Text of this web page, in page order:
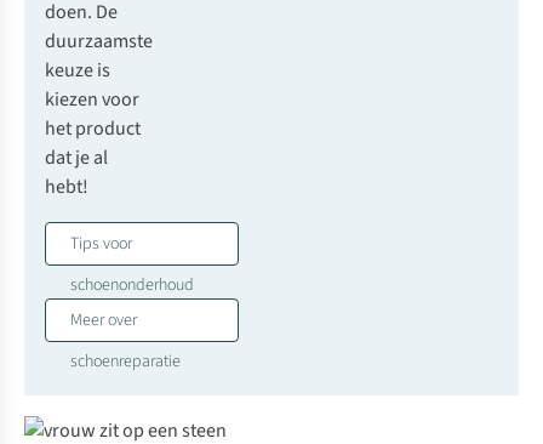
doen. De
duurzaamste
keuze is
kiezen voor
het product
dat je al
hebt!
Tips voor
schoenonderhoud
Meer over
schoenreparatie